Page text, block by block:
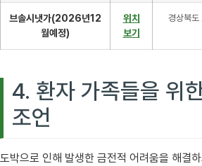
브솔시냇가(2026년12
월예정)
위치
보기
경상북
4. 환자 가족들을 위
조언
도박으로 인해 발생한 금전적 어려움을 해결